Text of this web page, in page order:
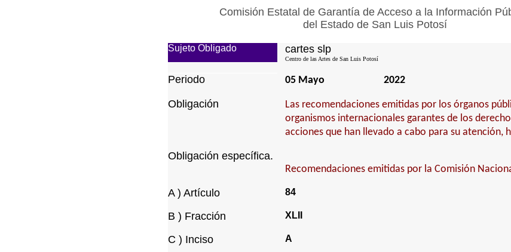
Comisión Estatal de Garantía de Acceso a la Información
del Estado de San Luis Potosí
Sujeto Obligado cartes slp
Centro de las Artes de San Luis Potosí
Periodo 05 Mayo 2022
Obligación
Las recomendaciones emitidas por los órganos
organismos internacionales garantes de los
acciones que han llevado a cabo para su atención,
Obligación específica.
Recomendaciones emitidas por la Comisión
A ) Artículo 84
B ) Fracción XLII
C ) Inciso A